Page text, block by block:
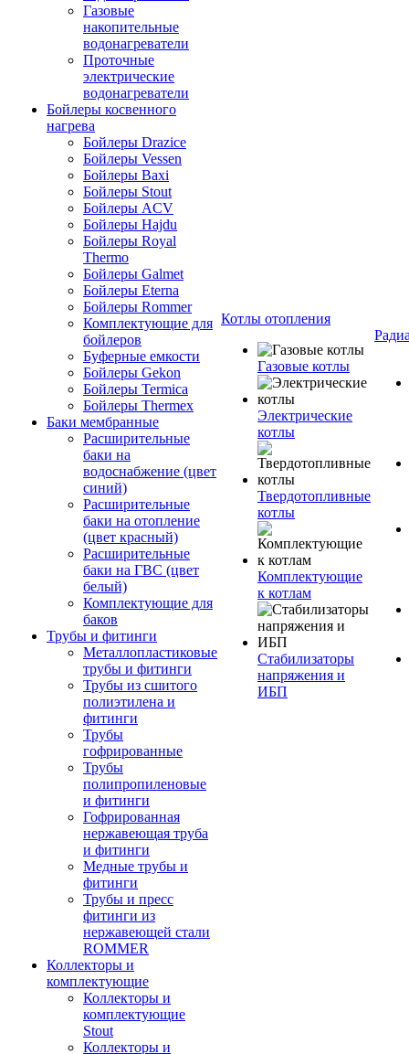
Газовые
накопительные
водонагреватели
Проточные
электрические
водонагреватели
Бойлеры косвенного
нагрева
Бойлеры Drazice
Бойлеры Vessen
Бойлеры Baxi
Бойлеры Stout
Бойлеры ACV
Бойлеры Hajdu
Бойлеры Royal
Thermo
Бойлеры Galmet
Бойлеры Eterna
Бойлеры Rommer
Комплектующие для
бойлеров
Буферные емкости
Бойлеры Gekon
Бойлеры Termica
Бойлеры Thermex
Баки мембранные
Расширительные
баки на
водоснабжение (цвет
синий)
Расширительные
баки на отопление
(цвет красный)
Расширительные
баки на ГВС (цвет
белый)
Комплектующие для
баков
Трубы и фитинги
Металлопластиковые
трубы и фитинги
Трубы из сшитого
полиэтилена и
фитинги
Трубы
гофрированные
Трубы
полипропиленовые
и фитинги
Гофрированная
нержавеющая труба
и фитинги
Медные трубы и
фитинги
Трубы и пресс
фитинги из
нержавеющей стали
ROMMER
Коллекторы и
комплектующие
Коллекторы и
комплектующие
Stout
Коллекторы и
Котлы отопления
Газовые котлы
Электрические
котлы
Твердотопливные
котлы
Комплектующие
к котлам
Стабилизаторы
напряжения и
ИБП